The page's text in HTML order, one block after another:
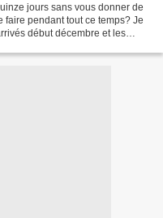
jours sans vous donner de
pendant tout ce temps? Je
début décembre et les